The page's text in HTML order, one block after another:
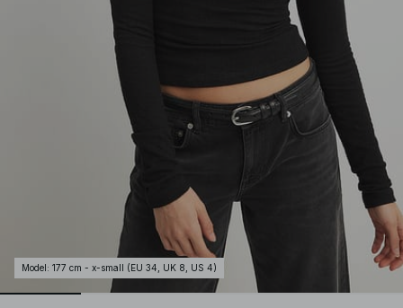
Model : 177 cm - x-small (EU 34, UK 8, US 4)